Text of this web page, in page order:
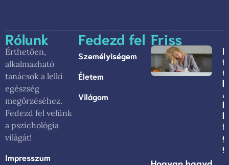
Rólunk
Érthetően,
alkalmazható
tanácsok a lelki
egészség
megőrzéséhez.
Fedezd fel velünk
a pszichológia
világát!
Impresszum
Fedezd fel
Személyiségem
Életem
Világom
Friss